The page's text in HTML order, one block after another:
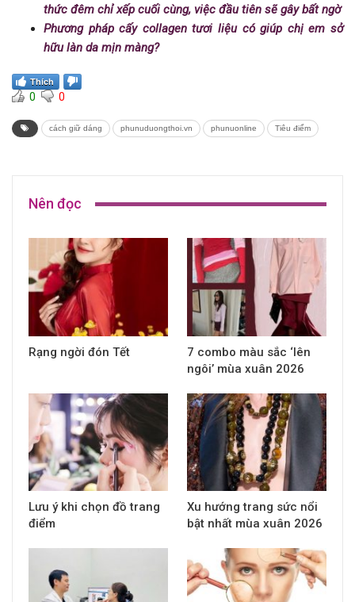
thức đêm chỉ xếp cuối cùng, việc đầu tiên sẽ gây bất ngờ
Phương pháp cấy collagen tươi liệu có giúp chị em sở
hữu làn da mịn màng?
Thích
0 0
cách giữ dáng phunuduongthoi.vn phunuonline Tiêu điểm
Nên đọc
Rạng ngời đón Tết
7 combo màu sắc ‘lên
ngôi’ mùa xuân 2026
Lưu ý khi chọn đồ trang
điểm
Xu hướng trang sức nổi
bật nhất mùa xuân 2026